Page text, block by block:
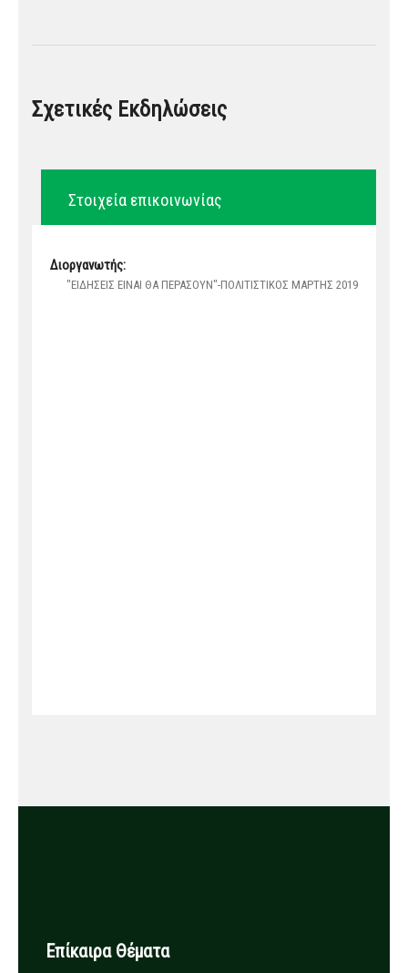
Σχετικές Εκδηλώσεις
Στοιχεία επικοινωνίας
Διοργανωτής:
"ΕΙΔΗΣΕΙΣ ΕΙΝΑΙ ΘΑ ΠΕΡΑΣΟΥΝ"-ΠΟΛΙΤΙΣΤΙΚΟΣ ΜΑΡΤΗΣ 2019
Επίκαιρα Θέματα